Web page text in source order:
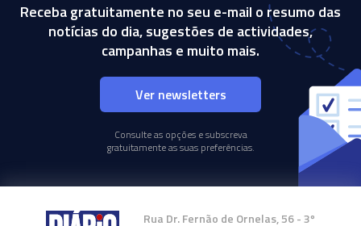
Receba gratuitamente no seu e-mail o resumo das
notícias do dia, sugestões de actividades,
campanhas e muito mais.
Ver newsletters
Consulte as opções e subscreva
gratuitamente as suas preferências.
Rua Dr. Fernão de Ornelas, 56 - 3º